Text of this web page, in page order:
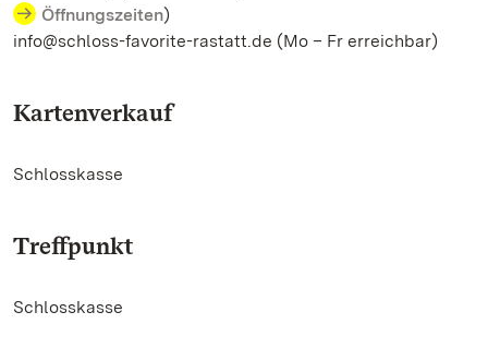
Öffnungszeiten)
info@schloss-favorite-rastatt.de (Mo – Fr erreichbar)
Kartenverkauf
Schlosskasse
Treffpunkt
Schlosskasse